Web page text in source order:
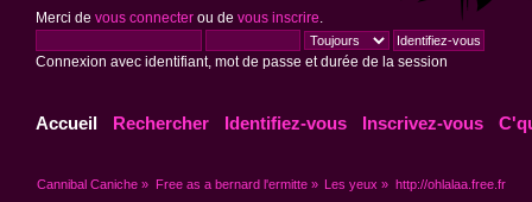
Merci de vous connecterou de vous inscrire
Connexion avec identifiant, mot de passe et durée de la session
Accueil Rechercher Identifiez-vous Inscrivez-vous
Cannibal Caniche » Free as a bernard l'ermitte» Les yeux » http://ohlalaa.free.fr